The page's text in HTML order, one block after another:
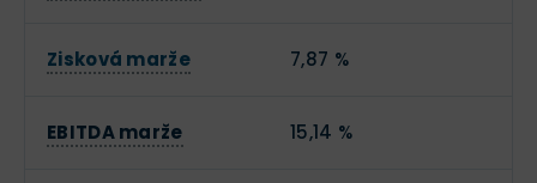
Zisková marže 7,87 %
EBITDA marže 15,14 %